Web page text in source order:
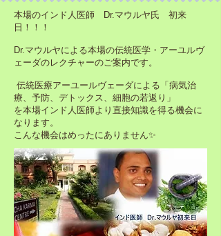
本場のインド人医師 Dr.マウルヤ氏 初来
日！！！
Dr.マウルヤによる本場の伝統医学・アーユルヴ
ェーダのレクチャーのご案内です。
伝統医療アーユールヴェーダによる「病気治
療、予防、デトックス、細胞の若返り」
を本場インド人医師より直接知識を得る機会に
なります。
こんな機会はめったにありません✨